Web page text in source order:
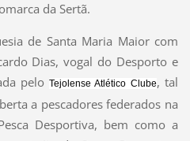
da Sertã.
de Santa Maria Maior com
Dias, vogal do Desporto e
peloTejolense Atlético Clube, tal
a pescadores federados na
Desportiva, bem como a